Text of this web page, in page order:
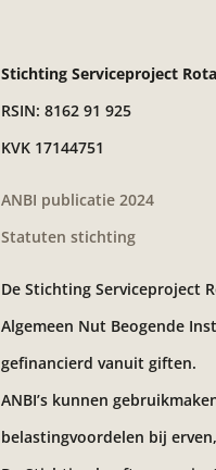
Stichting Serviceproject
RSIN: 8162 91 925
KVK 17144751
ANBI publicatie 2024
Statuten stichting
De Stichting Serviceproject
Algemeen Nut Beogende
gefinancierd vanuit giften.
ANBI’s kunnen
belastingvoordelen bij